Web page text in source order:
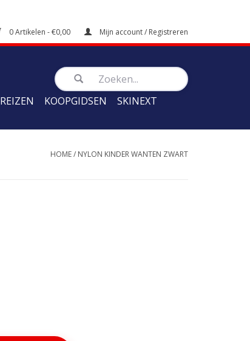
0 Artikelen - €0,00 Mijn account / Registreren
REIZEN KOOPGIDSEN SKINEXT
HOME/ NYLON KINDER WANTEN ZWART